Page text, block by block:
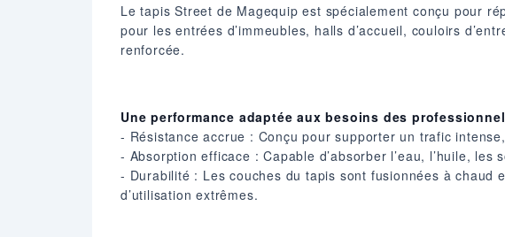
Le tapis Street de Magequip est spécialement conçu pour
pour les entrées d’immeubles, halls d’accueil, couloirs
renforcée.​
Une performance adaptée aux besoins des
- Résistance accrue : Conçu pour supporter un trafic
- Absorption efficace : Capable d’absorber l’eau, l’huile,
- Durabilité : Les couches du tapis sont fusionnées à chaud
d’utilisation extrêmes.​